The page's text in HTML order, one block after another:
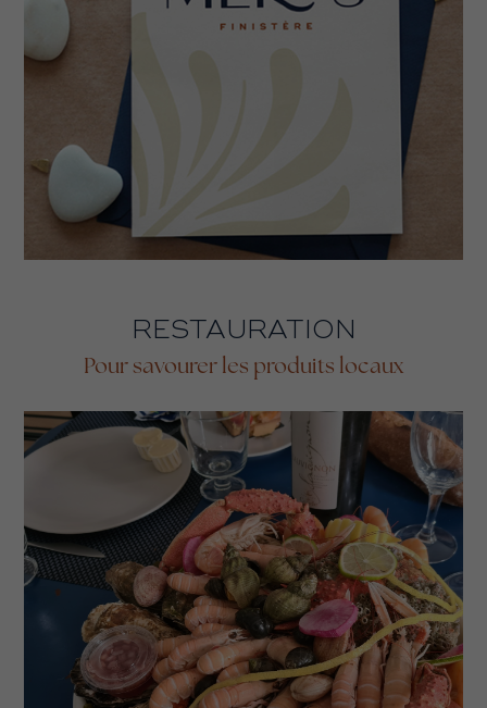
RESTAURATION
Pour savourer les produits locaux